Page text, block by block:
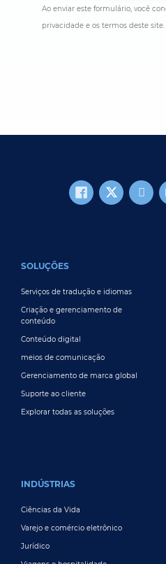
privacidade e os termos deste site.
Serviços de tradução e idiomas
Criação e gerenciamento de
Conteúdo digital
meios de comunicação
Gerenciamento de marca global
Suporte ao cliente
Explorar todas as soluções
Ciências da Vida
Varejo e comércio eletrônico
Jurídico
Viagens e hospitalidade